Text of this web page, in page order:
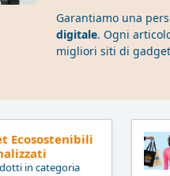
Garantiamo una
digitale. Ogni
migliori siti di
Ecosostenibili
in categoria